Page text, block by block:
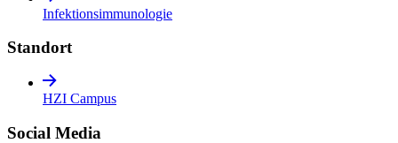
Infektionsimmunologie
Standort
HZI Campus
Social Media